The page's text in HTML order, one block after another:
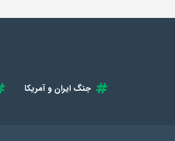
جنگ ایران و آمریکا